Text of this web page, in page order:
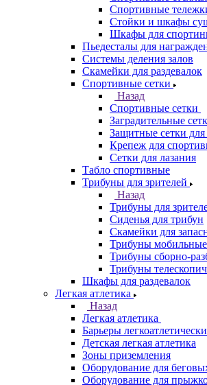
Спортивные
Стойки и шкафы
Шкафы для
Пьедесталы для
Системы деления залов
Скамейки для раздевалок
Спортивные сетки
Назад
Спортивные сетки
Заградительные
Защитные сетки для
Крепеж для
Сетки для лазания
Табло спортивные
Трибуны для зрителей
Назад
Трибуны для
Сиденья для трибун
Скамейки для
Трибуны мобильные
Трибуны сборно-
Трибуны
Шкафы для раздевалок
Легкая атлетика
Назад
Легкая атлетика
Барьеры
Детская легкая атлетика
Зоны приземления
Оборудование для
Оборудование для